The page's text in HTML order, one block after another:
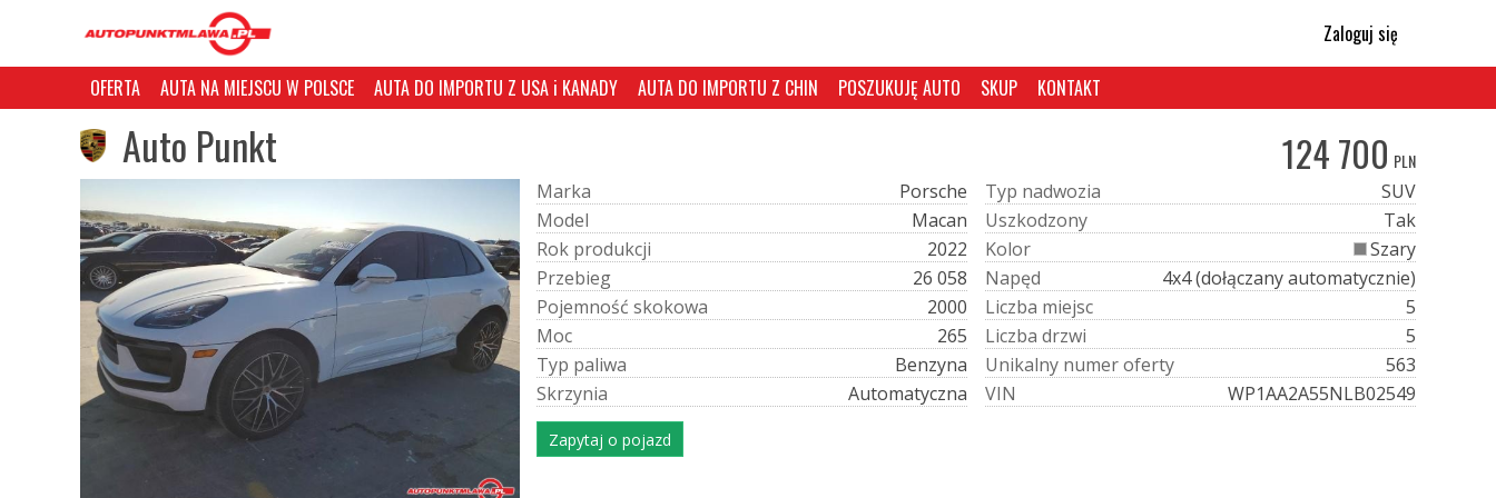
Zaloguj się
OFERTA AUTA NA MIEJSCU W POLSCE AUTA DO IMPORTU Z USA i KANADY AUTA DO IMPORTU Z CHIN POSZUKUJĘ AUTO SKUP KONTAKT
Auto Punkt 124 700 PLN
Marka
Porsche
Model
Macan
Rok produkcji
2022
Przebieg
26 058
Pojemność skokowa
2000
Moc
265
Typ paliwa
Benzyna
Skrzynia Automatyczna
Typ nadwozia
SUV
Uszkodzony
Tak
Kolor
Szary
Napęd
4x4 (dołączany automatycznie)
Liczba miejsc
5
Liczba drzwi
5
Unikalny numeroferty
563
VIN WP1AA2A55NLB02549
Zapytaj o pojazd